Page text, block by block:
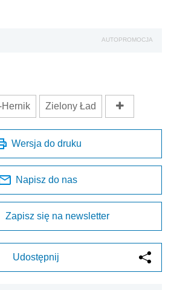
AUTOPROMOCJA
Hernik Zielony Ład
Wersja do druku
Napisz do nas
Zapisz się na newsletter
Udostępnij